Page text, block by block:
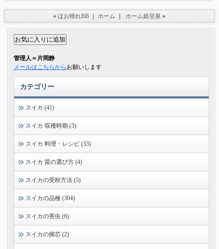
«ほお晴れBB ｜ ホーム ｜ ホーム姫甘泉 »
管理人＝片岡静
メールはこちらから お願いします
カテゴリー
スイカ (41)
スイカ 収穫時期 (3)
スイカ 料理・レシピ (33)
スイカ 苗の選び方 (4)
スイカの受粉方法 (5)
スイカの品種 (304)
スイカの害虫 (6)
スイカの摘芯 (2)